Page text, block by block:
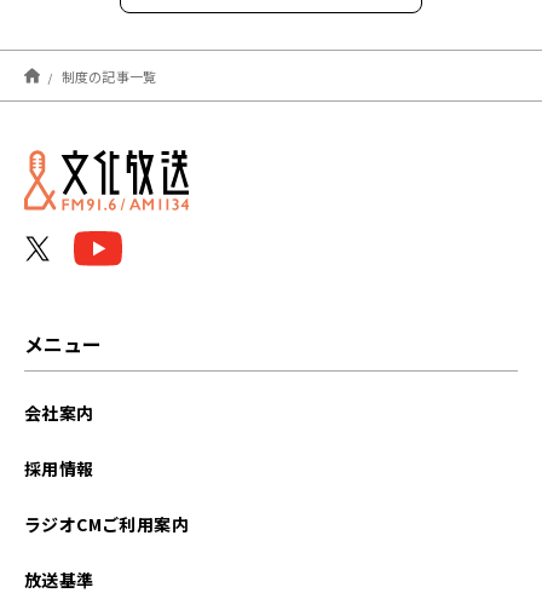
2025年06月
2024年12月
2024年05月
制度の記事一覧
メニュー
会社案内
採用情報
ラジオCMご利用案内
放送基準